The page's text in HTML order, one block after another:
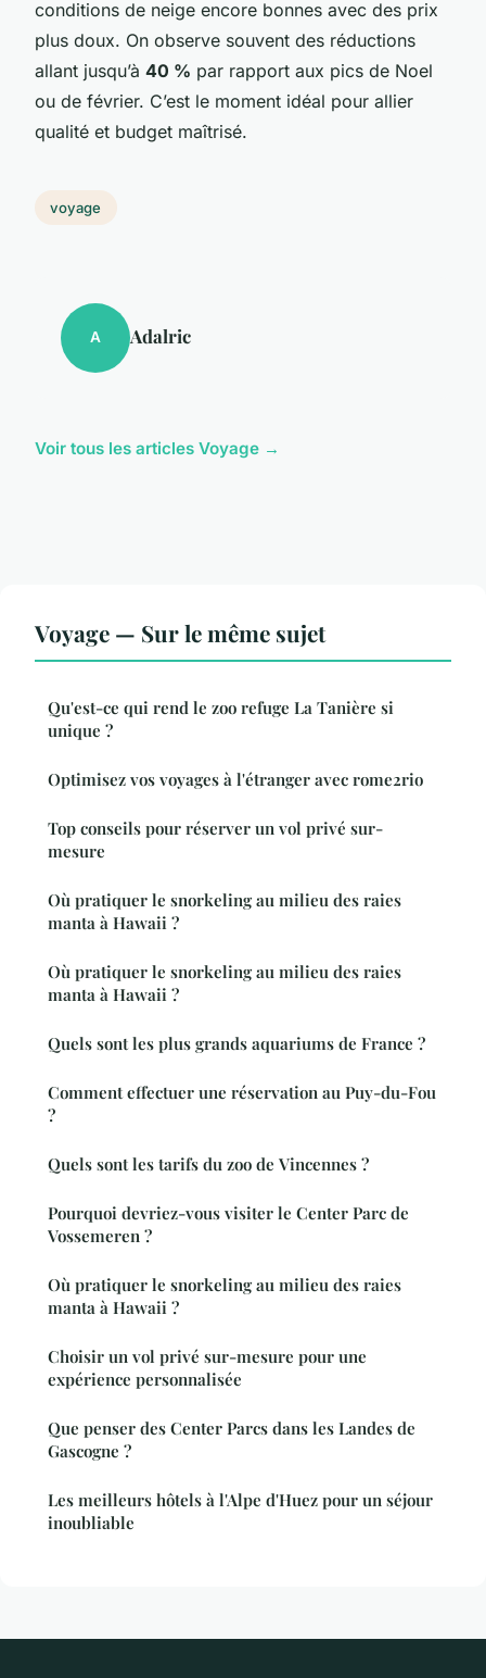
conditions de neige encore bonnes avec des prix
plus doux. On observe souvent des réductions
allant jusqu’à 40 % par rapport aux pics de Noel
ou de février. C’est le moment idéal pour allier
qualité et budget maîtrisé.
voyage
A Adalric
Voir tous les articles Voyage →
Voyage — Sur le même sujet
Qu'est-ce qui rend le zoo refuge La Tanière si
unique ?
Optimisez vos voyages à l'étranger avec rome2rio
Top conseils pour réserver un vol privé sur-
mesure
Où pratiquer le snorkeling au milieu des raies
manta à Hawaii ?
Où pratiquer le snorkeling au milieu des raies
manta à Hawaii ?
Quels sont les plus grands aquariums de France ?
Comment effectuer une réservation au Puy-du-Fou
?
Quels sont les tarifs du zoo de Vincennes ?
Pourquoi devriez-vous visiter le Center Parc de
Vossemeren ?
Où pratiquer le snorkeling au milieu des raies
manta à Hawaii ?
Choisir un vol privé sur-mesure pour une
expérience personnalisée
Que penser des Center Parcs dans les Landes de
Gascogne ?
Les meilleurs hôtels à l'Alpe d'Huez pour un séjour
inoubliable